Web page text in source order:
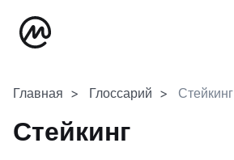
Главная Глоссарий Стейкинг
Стейкинг